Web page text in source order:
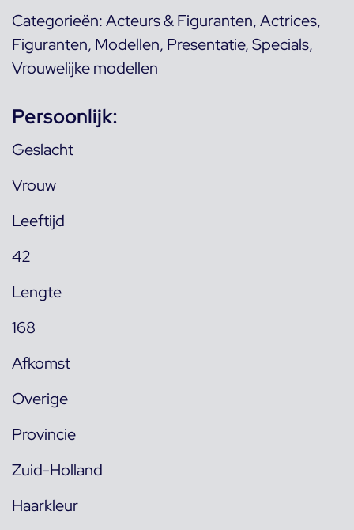
Categorieën:Acteurs & Figuranten,Actrices,
Figuranten, Modellen, Presentatie,Specials,
Vrouwelijke modellen
Persoonlijk:
Geslacht
Vrouw
Leeftijd
42
Lengte
168
Afkomst
Overige
Provincie
Zuid-Holland
Haarkleur